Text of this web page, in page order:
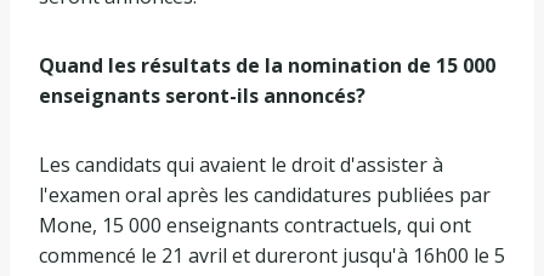
Quand les résultats de la nomination de 15 000
enseignants seront-ils annoncés?
Les candidats qui avaient le droit d'assister à
l'examen oral après les candidatures publiées par
Mone, 15 000 enseignants contractuels, qui ont
commencé le 21 avril et dureront jusqu'à 16h00 le 5